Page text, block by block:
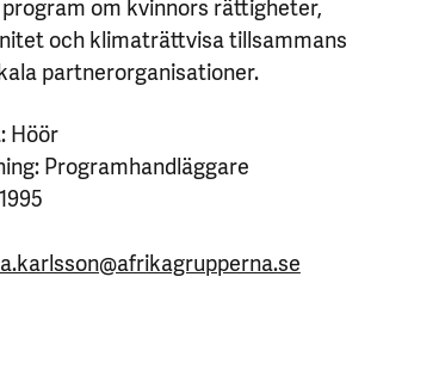
och klimaträttvisa tillsammans
partnerorganisationer.
Höör
Programhandläggare